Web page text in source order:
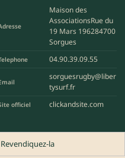
Maison des
AssociationsRue du
19 Mars 196284700
Sorgues
04.90.39.09.55
sorguesrugby@liber
tysurf.fr
officiel clickandsite.com
la